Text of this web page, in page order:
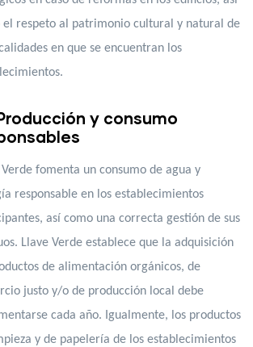
el respeto al patrimonio cultural y natural de
en que se encuentran los
y consumo
Verde fomenta un consumo de agua y
responsable en los establecimientos
así como una correcta gestión de sus
Llave Verde establece que la adquisición
de alimentación orgánicos, de
justo y/o de producción local debe
cada año. Igualmente, los productos
y de papelería de los establecimientos